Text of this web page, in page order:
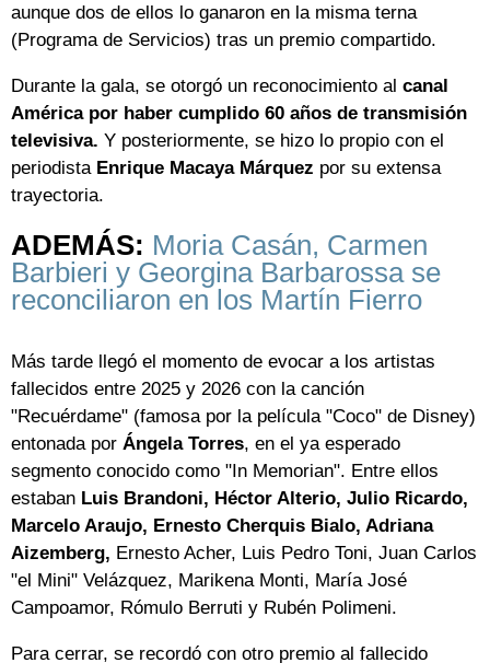
aunque dos de ellos lo ganaron en la misma terna
(Programa de Servicios) tras un premio compartido.
Durante la gala, se otorgó un reconocimiento al canal
América por haber cumplido 60 años de transmisión
televisiva. Y posteriormente, se hizo lo propio con el
periodista Enrique Macaya Márquez por su extensa
trayectoria.
ADEMÁS: Moria Casán, Carmen
Barbieri y Georgina Barbarossa se
reconciliaron en los Martín Fierro
Más tarde llegó el momento de evocar a los artistas
fallecidos entre 2025 y 2026 con la canción
"Recuérdame" (famosa por la película "Coco" de Disney)
entonada por Ángela Torres, en el ya esperado
segmento conocido como "In Memorian". Entre ellos
estaban Luis Brandoni, Héctor Alterio, Julio Ricardo,
Marcelo Araujo, Ernesto Cherquis Bialo, Adriana
Aizemberg, Ernesto Acher, Luis Pedro Toni, Juan Carlos
"el Mini" Velázquez, Marikena Monti, María José
Campoamor, Rómulo Berruti y Rubén Polimeni.
Para cerrar, se recordó con otro premio al fallecido